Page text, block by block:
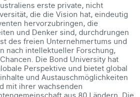
erste private, nicht
die die Vision hat, eindeutig
hervorzubringen, die
und Denker sind, durchdrungen
des freien Unternehmertums und
nach intellektueller Forschung,
Die Bond University hat
Perspektive und bietet global
und Austauschmöglichkeiten
mit ihrer wachsenden